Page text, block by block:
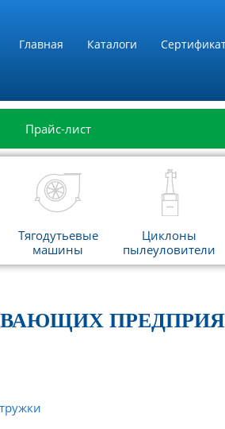
Главная Каталоги
Прайс-лист
Тягодутьевые
машины
Циклоны
пылеуловители